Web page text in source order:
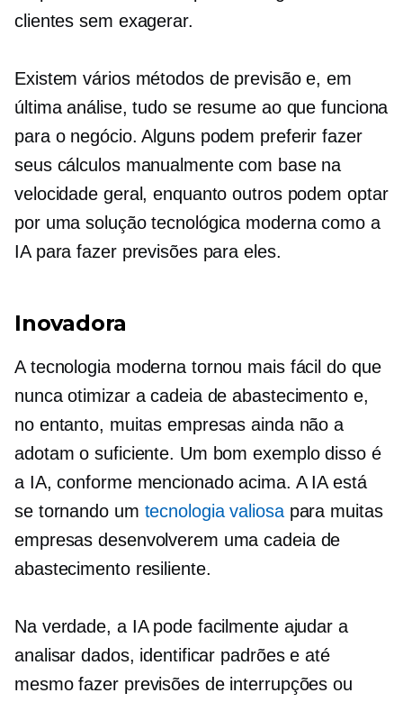
clientes sem exagerar.
Existem vários métodos de previsão e, em
última análise, tudo se resume ao que funciona
para o negócio. Alguns podem preferir fazer
seus cálculos manualmente com base na
velocidade geral, enquanto outros podem optar
por uma solução tecnológica moderna como a
IA para fazer previsões para eles.
Inovadora
A tecnologia moderna tornou mais fácil do que
nunca otimizar a cadeia de abastecimento e,
no entanto, muitas empresas ainda não a
adotam o suficiente. Um bom exemplo disso é
a IA, conforme mencionado acima. A IA está
se tornando um tecnologia valiosapara muitas
empresas desenvolverem uma cadeia de
abastecimento resiliente.
Na verdade, a IA pode facilmente ajudar a
analisar dados, identificar padrões e até
mesmo fazer previsões de interrupções ou